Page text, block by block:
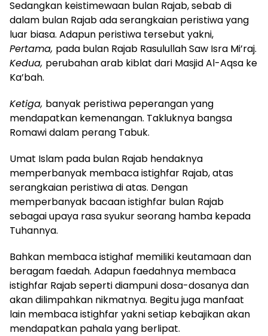
Sedangkan keistimewaan bulan Rajab, sebab di
dalam bulan Rajab ada serangkaian peristiwa yang
luar biasa. Adapun peristiwa tersebut yakni,
Pertama, pada bulan Rajab Rasulullah Saw Isra Mi’raj.
Kedua, perubahan arab kiblat dari Masjid Al-Aqsa ke
Ka’bah.
Ketiga, banyak peristiwa peperangan yang
mendapatkan kemenangan. Takluknya bangsa
Romawi dalam perang Tabuk.
Umat Islam pada bulan Rajab hendaknya
memperbanyak membaca istighfar Rajab, atas
serangkaian peristiwa di atas. Dengan
memperbanyak bacaan istighfar bulan Rajab
sebagai upaya rasa syukur seorang hamba kepada
Tuhannya.
Bahkan membaca istighaf memiliki keutamaan dan
beragam faedah. Adapun faedahnya membaca
istighfar Rajab seperti diampuni dosa-dosanya dan
akan dilimpahkan nikmatnya. Begitu juga manfaat
lain membaca istighfar yakni setiap kebajikan akan
mendapatkan pahala yang berlipat.